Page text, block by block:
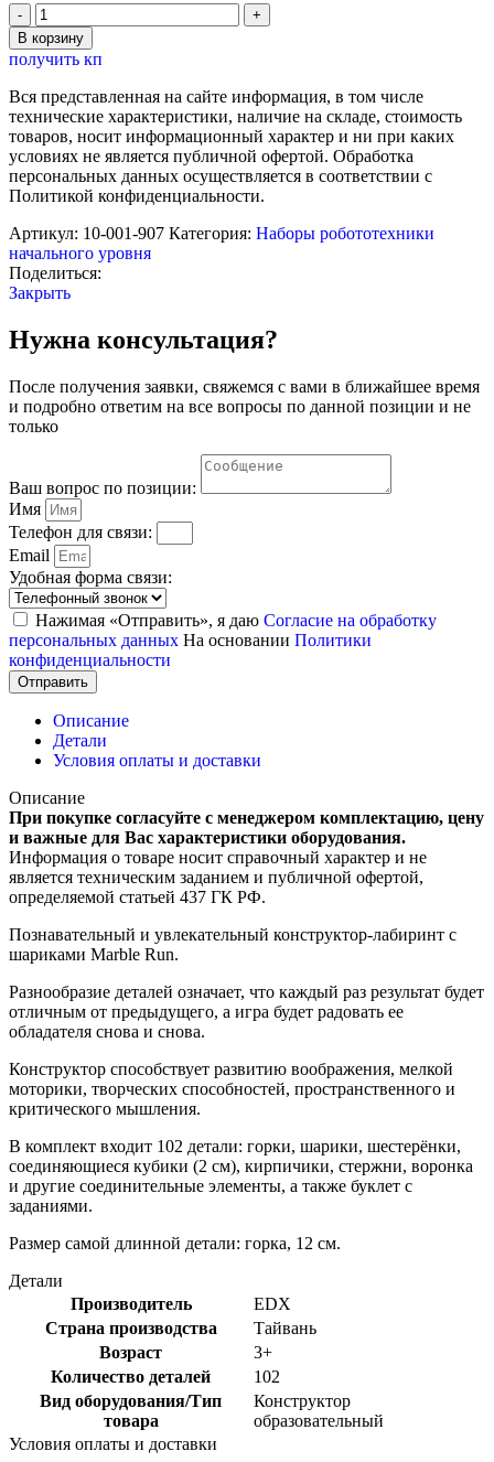
Количество
товара
Конструктор
"Лабиринт
с
шариками
Marble
Run
и
соединяющимися
EDX
(102
детали)
В корзину
получить кп
Вся представленная на сайте информация, в том числе
технические характеристики, наличие на складе, стоимость
товаров, носит информационный характер и ни при каких
условиях не является публичной офертой. Обработка
персональных данных осуществляется в соответствии с
Политикой конфиденциальности.
Артикул: 10-001-907 Категория: Наборы робототехники
начального уровня
Поделиться:
Закрыть
Нужна консультация?
После получения заявки, свяжемся с вами в ближайшее время
и подробно ответим на все вопросы по данной позиции и не
только
Ваш вопрос по позиции:
Имя
Телефон для связи:
Email
Удобная форма связи:
Нажимая «Отправить», я даю Согласие на обработку
персональных данных На основании Политики
конфиденциальности
Отправить
Описание
Детали
Условия оплаты и доставки
Описание
При покупке согласуйте с менеджером комплектацию, цену
и важные для Вас характеристики оборудования.
Информация о товаре носит справочный характер и не
является техническим заданием и публичной офертой,
определяемой статьей 437 ГК РФ.
Познавательный и увлекательный конструктор-лабиринт с
шариками Marble Run.
Разнообразие деталей означает, что каждый раз результат будет
отличным от предыдущего, а игра будет радовать ее
обладателя снова и снова.
Конструктор способствует развитию воображения, мелкой
моторики, творческих способностей, пространственного и
критического мышления.
В комплект входит 102 детали: горки, шарики, шестерёнки,
соединяющиеся кубики (2 см), кирпичики, стержни, воронка
и другие соединительные элементы, а также буклет с
заданиями.
Размер самой длинной детали: горка, 12 см.
Детали
Производитель
EDX
Страна производства
Тайвань
Возраст
3+
Количество деталей
102
Вид оборудования/Тип
товара
Конструктор
образовательный
Условия оплаты и доставки